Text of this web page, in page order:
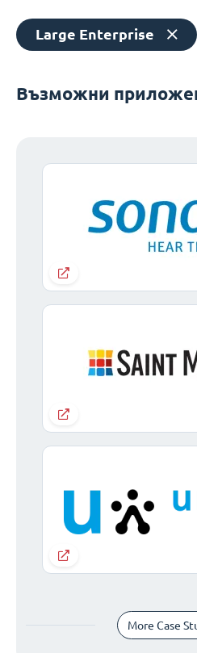
Large Enterprise
Възможни
More Case